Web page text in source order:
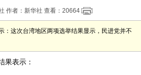
作者：新华社 查看： 20664
：这次台湾地区两项选举结果显示，民进党并不
表示：